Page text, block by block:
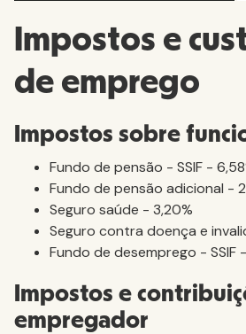
Impostos e
de emprego
Impostos sobre
Fundo de pensão - SSIF -
Fundo de pensão adicional -
Seguro saúde - 3,20%
Seguro contra doença e
Fundo de desemprego - SSIF
Impostos e
empregador